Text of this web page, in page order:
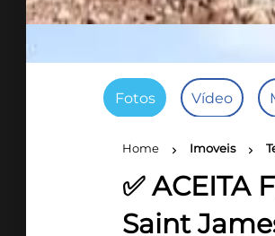
Fotos Vídeo
Home chevron_right Imoveis chevron_right
✅ ACEITA
Saint